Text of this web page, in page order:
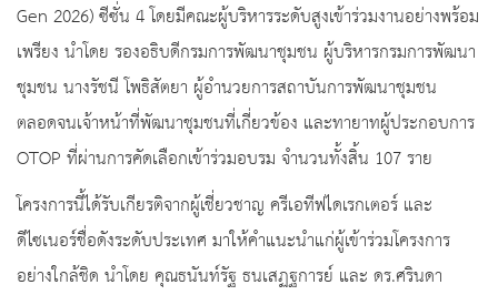
Gen 2026) ซีซั่น 4 โดยมีคณะผู้บริหารระดับสูงเข้าร่วมงานอย่างพร้อม
เพรียง นำโดย รองอธิบดีกรมการพัฒนาชุมชน ผู้บริหารกรมการพัฒนา
ชุมชน นางรัชนี โพธิสัตยา ผู้อำนวยการสถาบันการพัฒนาชุมชน
ตลอดจนเจ้าหน้าที่พัฒนาชุมชนที่เกี่ยวข้อง และทายาทผู้ประกอบการ
OTOP ที่ผ่านการคัดเลือกเข้าร่วมอบรม จำนวนทั้งสิ้น 107 ราย
โครงการนี้ได้รับเกียรติจากผู้เชี่ยวชาญ ครีเอทีฟไดเรกเตอร์ และ
ดีไซเนอร์ชื่อดังระดับประเทศ มาให้คำแนะนำแก่ผู้เข้าร่วมโครงการ
อย่างใกล้ชิด นำโดย คุณธนันท์รัฐ ธนเสฏฐการย์ และ ดร.ศรินดา